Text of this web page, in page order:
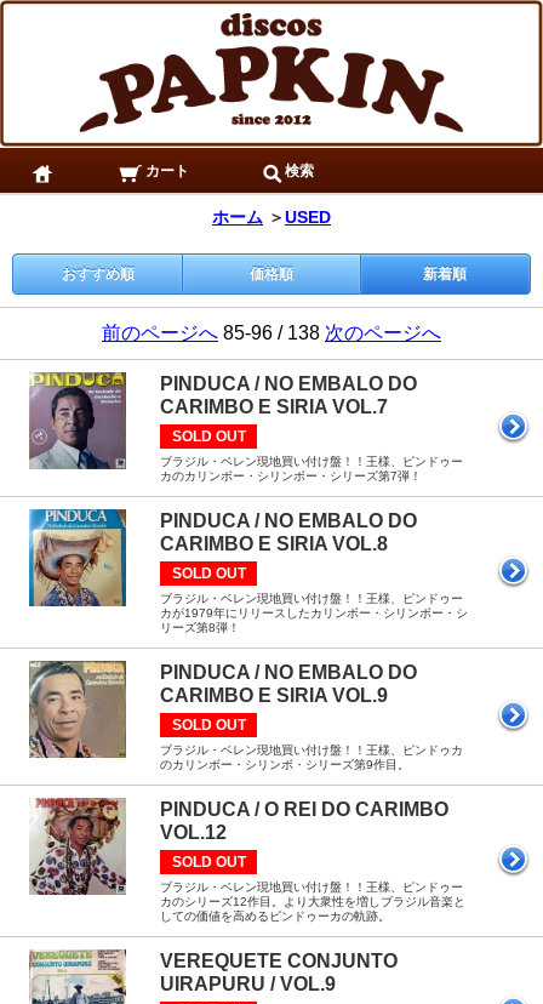
カート 検索
ホーム ＞USED
おすすめ順 価格順 新着順
前のページへ 85-96 / 138 次のページへ
PINDUCA / NO EMBALO DO
CARIMBO E SIRIA VOL.7
SOLD OUT
ブラジル・ベレン現地買い付け盤！！王様、ピンドゥー
カのカリンボー・シリンボー・シリーズ第7弾！
PINDUCA / NO EMBALO DO
CARIMBO E SIRIA VOL.8
SOLD OUT
ブラジル・ベレン現地買い付け盤！！王様、ピンドゥー
カが1979年にリリースしたカリンボー・シリンボー・シ
リーズ第8弾！
PINDUCA / NO EMBALO DO
CARIMBO E SIRIA VOL.9
SOLD OUT
ブラジル・ベレン現地買い付け盤！！王様、ピンドゥカ
のカリンボー・シリンボ・シリーズ第9作目。
PINDUCA / O REI DO CARIMBO
VOL.12
SOLD OUT
ブラジル・ベレン現地買い付け盤！！王様、ピンドゥー
カのシリーズ12作目。より大衆性を増しブラジル音楽と
しての価値を高めるピンドゥーカの軌跡。
VEREQUETE CONJUNTO
UIRAPURU / VOL.9